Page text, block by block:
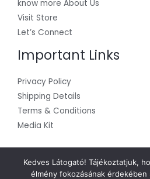
know more About Us
Visit Store
Let’s Connect
Important Links
Privacy Policy
Shipping Details
Terms & Conditions
Media Kit
Kedves Látogató! Tájékoztatjuk,
élmény fokozásának érdekében